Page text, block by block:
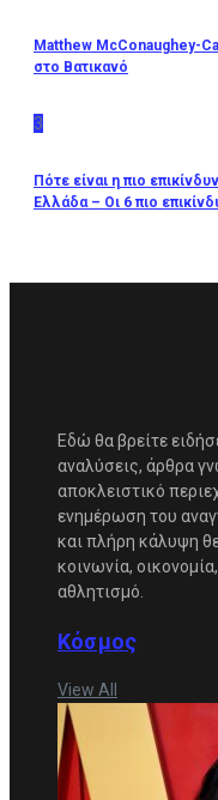
Matthew McConaughey-
στο Βατικανό
3
Πότε είναι η πιο
Ελλάδα – Οι 6 πιο
Εδώ θα βρείτε
αναλύσεις, άρθρα
αποκλειστικό
ενημέρωση του
και πλήρη κάλυψη
κοινωνία,
αθλητισμό.
Κόσμος
View All